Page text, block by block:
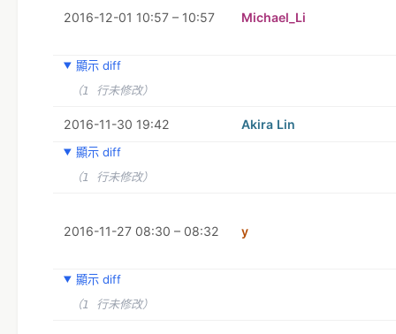
2016-12-01 10:57 – 10:57 Michael_Li
顯示 diff
（1 行未修改）
2016-11-30 19:42 Akira Lin
顯示 diff
（1 行未修改）
2016-11-27 08:30 – 08:32 y
顯示 diff
（1 行未修改）